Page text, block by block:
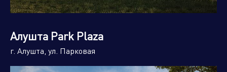
Алушта Park Plaza
г. Алушта, ул. Парковая